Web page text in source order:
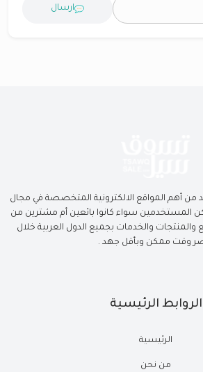
ارسال
أهم المواقع الالكترونية المتخصصة في مجال
المستخدمين سواء كانوا بائعين أم مشترين من
والخدمات بجميع الدول العربية خلال
وقت ممكن وبأقل جهد .
الروابط الرئيسية
الرئيسية
من نحن